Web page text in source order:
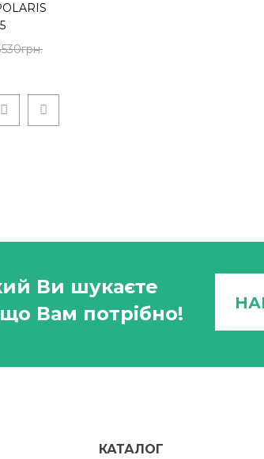
Ви шукаєте
Вам потрібно!
КАТАЛОГ